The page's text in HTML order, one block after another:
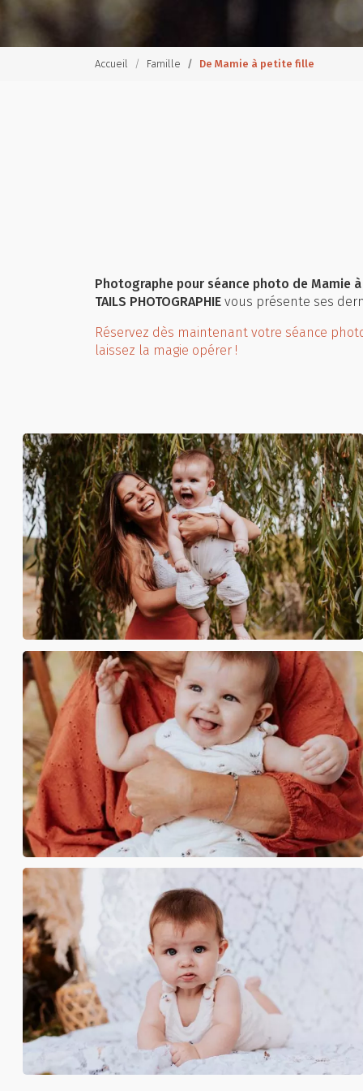
Accueil Famille De Mamie à petite fille
Photographe pour séance photo de Mamie
TAILS PHOTOGRAPHIE vous présente ses
Réservez dès maintenant votre séance
laissez la magie opérer !